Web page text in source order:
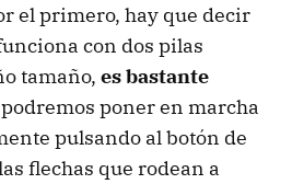
el primero, hay que decir
con dos pilas
tamaño, es bastante
podremos poner en marcha
pulsando al botón de
flechas que rodean a